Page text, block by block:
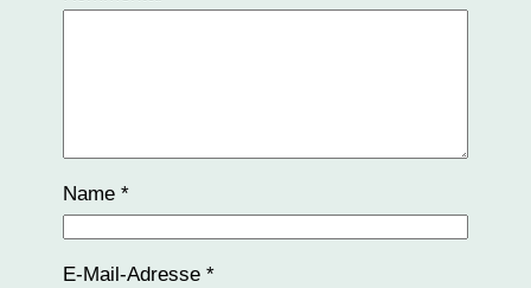
Name *
E-Mail-Adresse *